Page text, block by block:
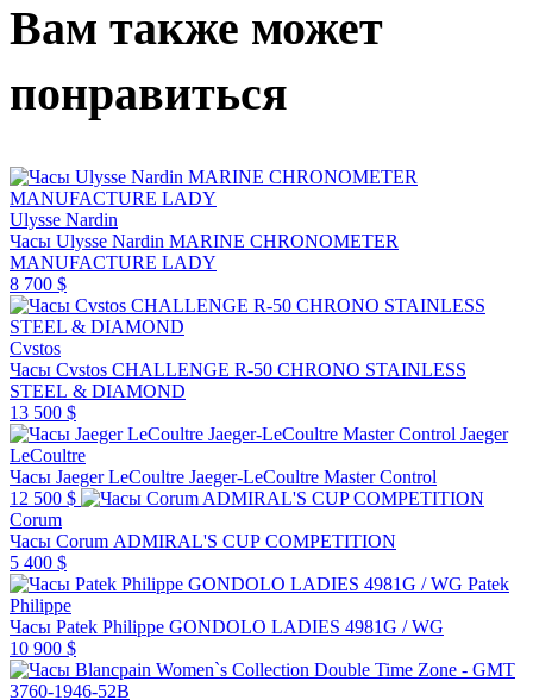
Вам также может
понравиться
Ulysse Nardin
Часы Ulysse Nardin MARINE CHRONOMETER
MANUFACTURE LADY
8 700 $
Cvstos
Часы Cvstos CHALLENGE R-50 CHRONO STAINLESS
STEEL & DIAMOND
13 500 $
Jaeger
LeCoultre
Часы Jaeger LeCoultre Jaeger-LeCoultre Master Control
12 500 $
Corum
Часы Corum ADMIRAL'S CUP COMPETITION
5 400 $
Patek
Philippe
Часы Patek Philippe GONDOLO LADIES 4981G / WG
10 900 $